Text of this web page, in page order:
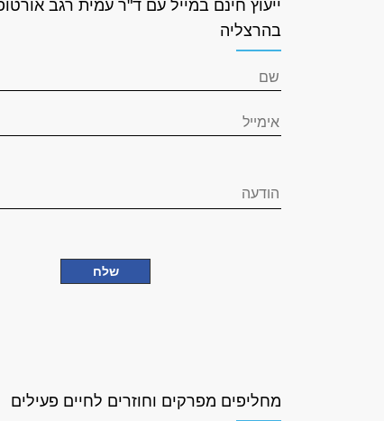
ייעוץ חינם במייל עם ד"ר עמית רגב
בהרצליה
מחליפים מפרקים וחוזרים לחיים פעילים